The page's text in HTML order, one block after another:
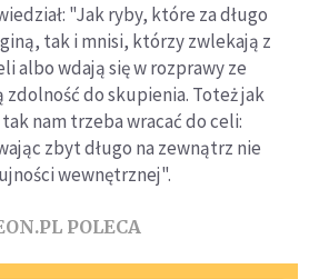
"Jak ryby, które za długo
tak i mnisi, którzy zwlekają z
albo wdają się w rozprawy ze
do skupienia. Toteż jak
nam trzeba wracać do celi:
zbyt długo na zewnątrz nie
wewnętrznej".
POLECA